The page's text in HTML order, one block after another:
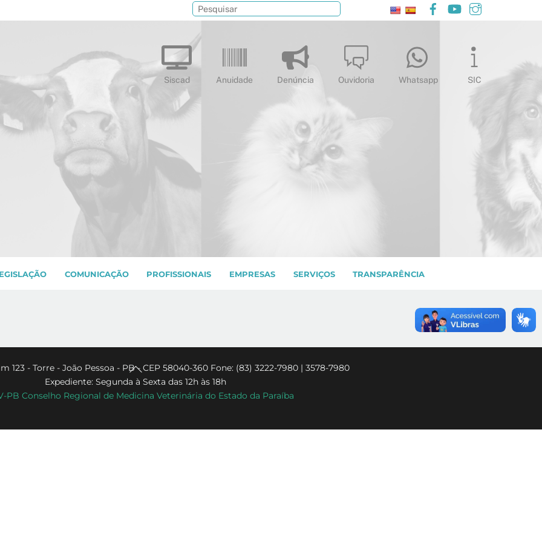
Facebook
YouTube
Siscad Anuidade Denúncia Ouvidoria Whatsapp SIC
COMUNICAÇÃO PROFISSIONAIS EMPRESAS SERVIÇOS TRANSPARÊNCIA
Back
To
Top
123 - Torre - João Pessoa - PB - CEP 58040-360 Fone: (83) 3222-7980 | 3578-7980
Expediente: Segunda à Sexta das 12h às 18h
PB Conselho Regional de Medicina Veterinária do Estado da Paraíba